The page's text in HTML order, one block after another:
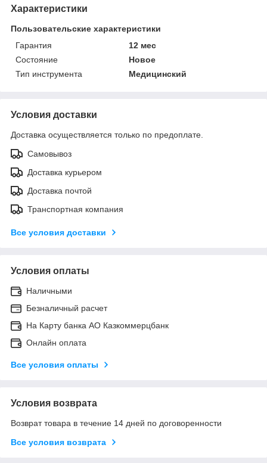
Характеристики
Пользовательские характеристики
Гарантия
12 мес
Состояние
Новое
Тип инструмента
Медицинский
Условия доставки
Доставка осуществляется только по предоплате.
Самовывоз
Доставка курьером
Доставка почтой
Транспортная компания
Все условия доставки
Условия оплаты
Наличными
Безналичный расчет
На Карту банка АО Казкоммерцбанк
Онлайн оплата
Все условия оплаты
Условия возврата
Возврат товара в течение 14 дней по договоренности
Все условия возврата